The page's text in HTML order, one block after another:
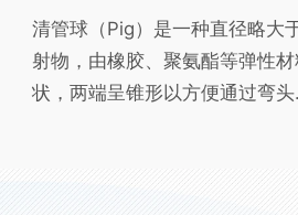
清管球（Pig）是一种直径略大
射物，由橡胶、聚氨酯等弹性
状，两端呈锥形以方便通过弯